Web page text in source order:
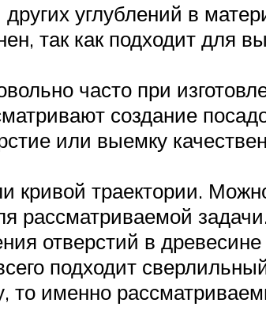
углублений в
так как подходит для
часто при
создание
или выемку
траектории.
рассматриваемой
отверстий в
подходит
именно